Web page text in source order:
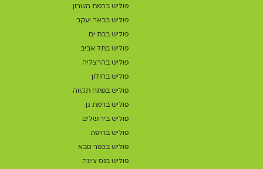
פוליש ברמת השרון
פוליש בבאר יעקב
פוליש בבת ים
פוליש בתל אביב
פוליש בהרצליה
פוליש בחולון
פוליש בפתח תקווה
פוליש ברמת גן
פוליש בירושלים
פוליש בחיפה
פוליש בכפר סבא
פוליש בנס ציונה